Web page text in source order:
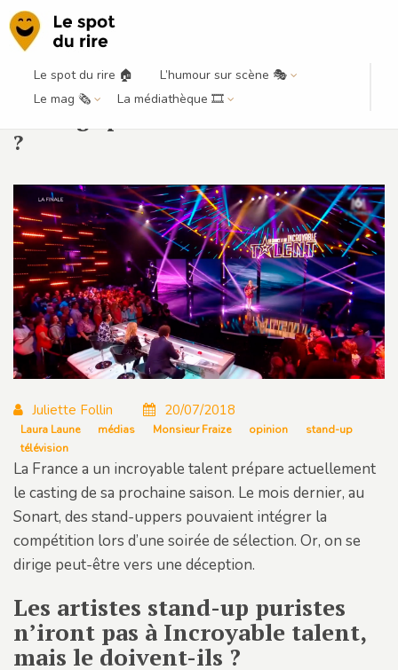
Le spot du rire 🏠
L’humour sur scène 🎭
Le mag 🗞️
La médiathèque 🎞️
Incroyable talent + stand-up :
?
Juliette Follin 20/07/2018
Laura Laune médias Monsieur Fraize opinion
stand-up
télévision
La France a un incroyable talent prépare actuellement
le casting de sa prochaine saison. Le mois dernier, au
Sonart, des stand-uppers pouvaient intégrer la
compétition lors d’une soirée de sélection. Or, on se
dirige peut-être vers une déception.
Les artistes stand-up puristes
n’iront pas à Incroyable talent,
mais le doivent-ils ?